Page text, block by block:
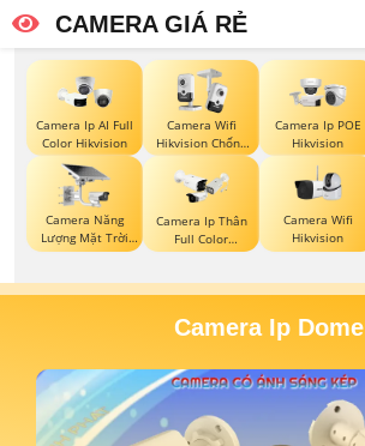
CAMERA GIÁ RẺ
Camera Ip AI Full
Color Hikvision
Camera Wifi
Hikvision Chống
Trộm
Camera Ip POE
Hikvision
Camera Năng
Lượng Mặt Trời
Hikvision
Camera Ip Thân
Full Color
Hikvision
Camera Wifi
Hikvision
Camera Ip Dome